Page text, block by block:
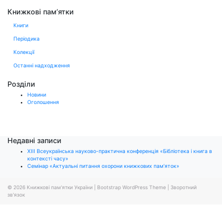
Книжкові пам’ятки
Книги
Періодика
Колекції
Останні надходження
Розділи
Новини
Оголошення
Недавні записи
ХІІІ Всеукраїнська науково-практична конференція «Бібліотека і книга в
контексті часу»
Семінар «Актуальні питання охорони книжкових пам’яток»
© 2026 Книжкові пам'ятки України Bootstrap WordPress Theme
Зворотний
зв'язок